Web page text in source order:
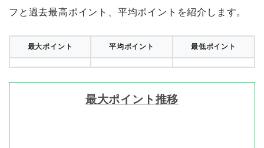
フと過去最高ポイント、平均ポイントを紹介します。
最大ポイント 平均ポイント 最低ポイント
最大ポイント推移